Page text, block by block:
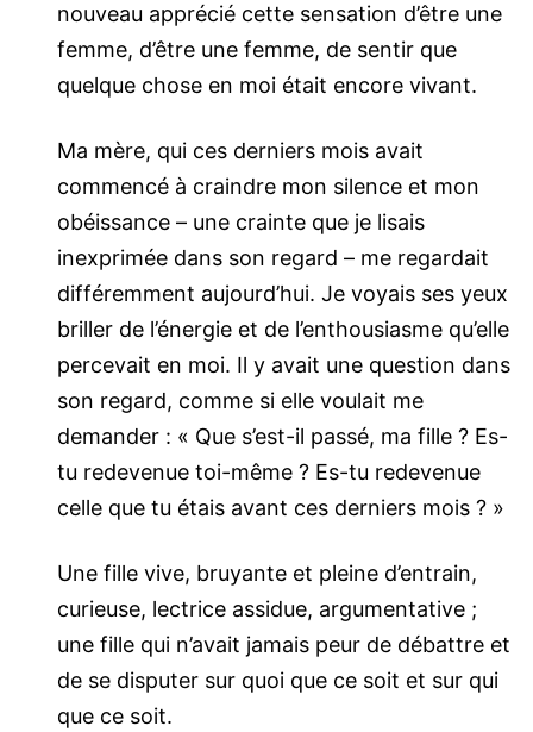
nouveau apprécié cette sensation d’être une
femme, d’être une femme, de sentir que
quelque chose en moi était encore vivant.
Ma mère, qui ces derniers mois avait
commencé à craindre mon silence et mon
obéissance – une crainte que je lisais
inexprimée dans son regard – me regardait
différemment aujourd’hui. Je voyais ses yeux
briller de l’énergie et de l’enthousiasme qu’elle
percevait en moi. Il y avait une question dans
son regard, comme si elle voulait me
demander : « Que s’est-il passé, ma fille ? Es-
tu redevenue toi-même ? Es-tu redevenue
celle que tu étais avant ces derniers mois ? »
Une fille vive, bruyante et pleine d’entrain,
curieuse, lectrice assidue, argumentative ;
une fille qui n’avait jamais peur de débattre et
de se disputer sur quoi que ce soit et sur qui
que ce soit.